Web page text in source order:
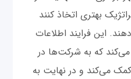
بهتری اتخاذ کنند
این فرایند اطلاعات
می‌کند که به شرکت‌ها در
می‌کند و در نهایت به